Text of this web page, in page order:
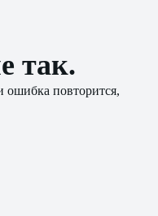
так.
ошибка повторится,